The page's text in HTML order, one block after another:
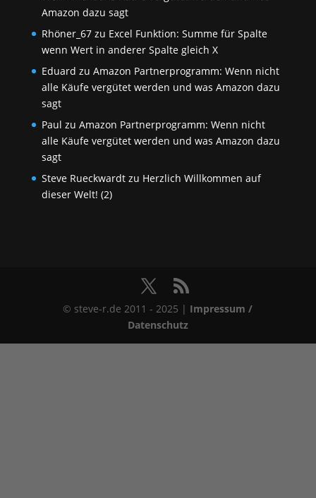
Amazon dazu sagt
Rhöner_67zu Excel Funktion: Summe für Spalte
wenn Wert in anderer Spalte gleich X
Eduard zu Amazon Partnerprogramm: Wenn nicht
alle Käufe vergütet werden und was Amazon dazu
sagt
Paul zu Amazon Partnerprogramm: Wenn nicht
alle Käufe vergütet werden und was Amazon dazu
sagt
Steve Rueckwardtzu Herzlich Willkommen auf
dieser Welt! (2)
© steve-r.de 2011 - 2025 | Impressum /
Datenschutz